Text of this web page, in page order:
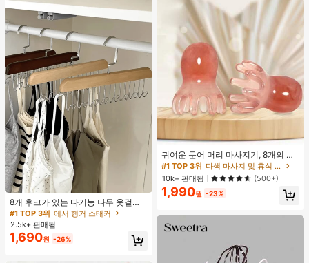
8개 후크가 있는 다기능 나무 옷걸이
360도 회전 옷장 수납 후크 랙 상의
조끼 및 의류용 공간 절약 정리대
#1 TOP 3위 에서 행거 스태커
거의 매진!
#1 TOP 3위 에서 행거 스태커
거의 매진!
#1 TOP 3위 에서 행거 스태커
거의 매진!
#1 TOP 3위 에서 행거 스태커
2.5k+ 판매됨
1,690원 -26%
귀여운 문어 머리 마사지기, 8개의 촉
수, 머리 마사지기, 괄사 페이셜 도구,
머리 & 몸 이완, 독특한 마사지 포인
트, 수동 딥 티슈 마사지 도구, 학교, 개
학, 여행, 여행 필수품, 가정 필수품, 스
#1 TOP 3위
다색 마사지 및 휴식 도구
10k+ 판매됨
(500+)
1,990원 -23%